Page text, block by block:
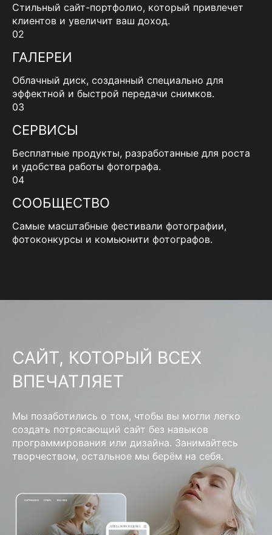
Стильный сайт-портфолио, который привлечет
клиентов и увеличит ваш доход.
02
ГАЛЕРЕИ
Облачный диск, созданный специально для
эффектной и быстрой передачи снимков.
03
СЕРВИСЫ
Бесплатные продукты, разработанные для роста
и удобства работы фотографа.
04
СООБЩЕСТВО
Самые масштабные фестивали фотографии,
фотоконкурсы и комьюнити фотографов.
САЙТ, КОТОРЫЙ ВСЕХ
ВПЕЧАТЛЯЕТ
Мы позаботились о том, чтобы вы могли легко
создать потрясающий сайт без навыков
программирования или дизайна. Занимайтесь
творчеством, остальное мы берём на себя.